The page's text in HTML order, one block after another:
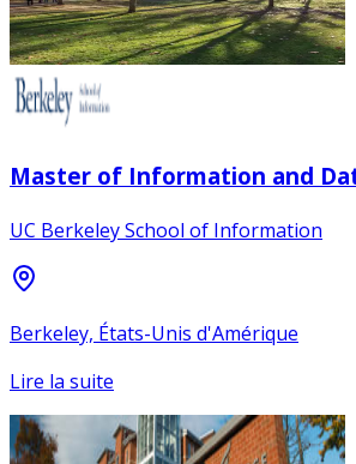
Master of Information and
UC Berkeley School of Information
Berkeley, États-Unis d'Amérique
Lire la suite